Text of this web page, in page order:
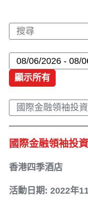
顯示所有
國際金融領袖投
國際金融領袖投
香港四季酒店
活動日期: 2022年